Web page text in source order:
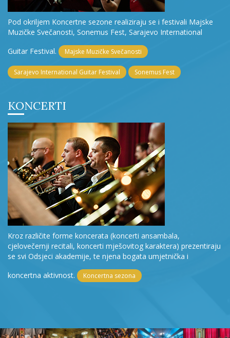
Pod okriljem Koncertne sezone realiziraju se i festivali Majske
Muzičke Svečanosti, Sonemus Fest, Sarajevo International
Guitar Festival.
Majske Muzičke Svečanosti
Sarajevo International Guitar Festival Sonemus Fest
KONCERTI
Kroz različite forme koncerata (koncerti ansambala,
cjelovečernji recitali, koncerti mješovitog karaktera) prezentiraju
se svi Odsjeci akademije, te njena bogata umjetnička i
koncertna aktivnost.
Koncertna sezona